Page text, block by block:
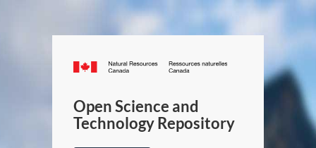
Canada.ca
/
Canada
Open Science and
Technology Repository